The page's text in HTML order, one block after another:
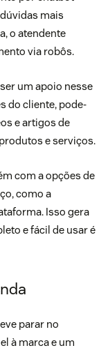
mais
o atendente
via robôs.
um apoio nesse
do cliente, pode-
e artigos de
e serviços.
com a opções de
como a
Isso gera
e fácil de usar é
parar no
à marca e um